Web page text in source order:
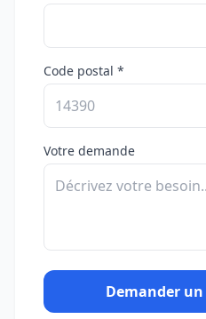
Code postal *
Votre demande
Demander